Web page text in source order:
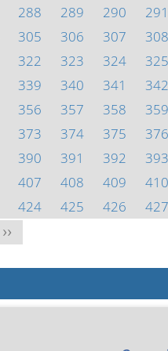
288 289 290 291
305 306 307 308
322 323 324 325
339 340 341 342
356 357 358 359
373 374 375 376
390 391 392 393
407 408 409 410
424 425 426 427
>>